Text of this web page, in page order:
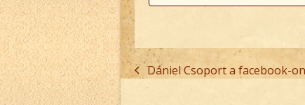
previous
Dániel Csoport a facebook-